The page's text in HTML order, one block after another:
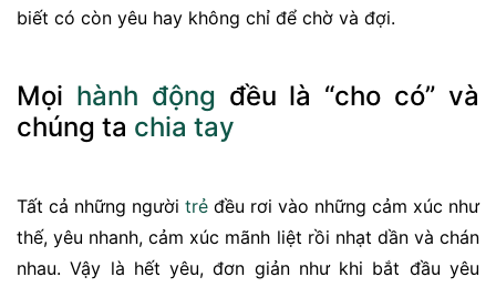
biết có còn yêu hay không chỉ để chờ và đợi.
Mọi hành động đều là “cho có” và
chúng ta chia tay
Tất cả những người trẻ đều rơi vào những cảm xúc như
thế, yêu nhanh, cảm xúc mãnh liệt rồi nhạt dần và chán
nhau. Vậy là hết yêu, đơn giản như khi bắt đầu yêu